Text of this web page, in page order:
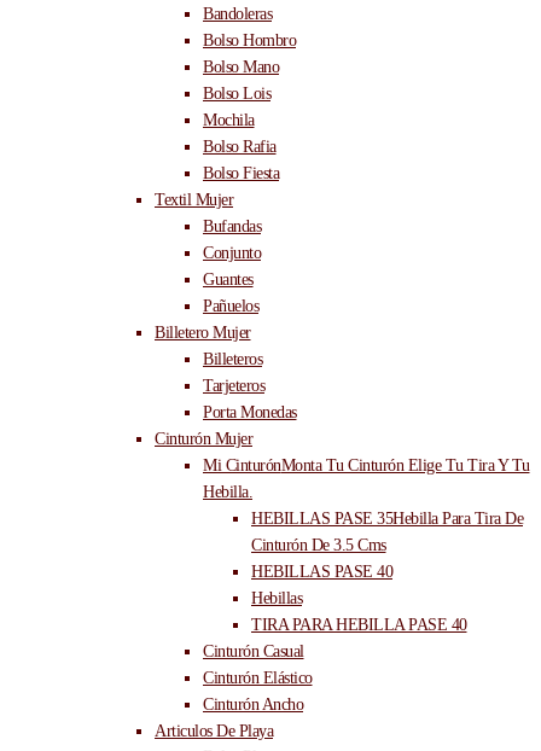
Bandoleras
Bolso Hombro
Bolso Mano
Bolso Lois
Mochila
Bolso Rafia
Bolso Fiesta
Textil Mujer
Bufandas
Conjunto
Guantes
Pañuelos
Billetero Mujer
Billeteros
Tarjeteros
Porta Monedas
Cinturón Mujer
Mi CinturónMonta Tu Cinturón Elige Tu Tira Y Tu
Hebilla.
HEBILLAS PASE 35Hebilla Para Tira De
Cinturón De 3.5 Cms
HEBILLAS PASE 40
Hebillas
TIRA PARA HEBILLA PASE 40
Cinturón Casual
Cinturón Elástico
Cinturón Ancho
Articulos De Playa